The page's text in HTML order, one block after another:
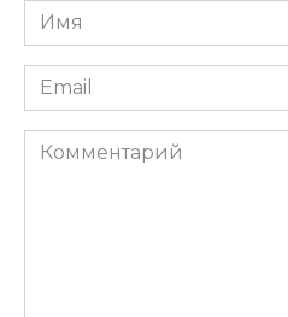
Имя
*
Email
*
Комментарий